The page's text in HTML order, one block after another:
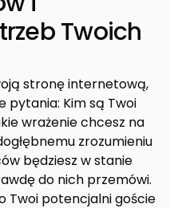
Twoich
stronę internetową,
pytania: Kim są Twoi
wrażenie chcesz na
zrozumieniu
będziesz w stanie
do nich przemówi.
Twoi potencjalni goście